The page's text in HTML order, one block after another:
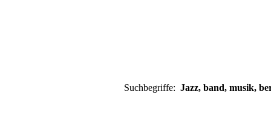
Suchbegriffe: Jazz, band, musik,